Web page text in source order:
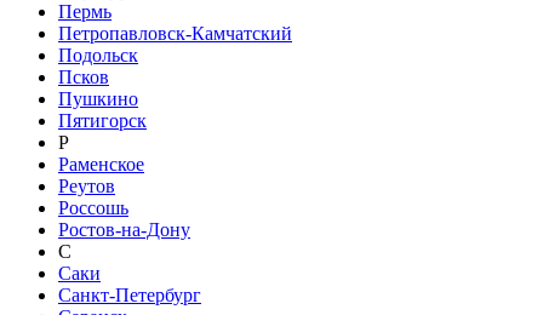
Пермь
Петропавловск-Камчатский
Подольск
Псков
Пушкино
Пятигорск
Р
Раменское
Реутов
Россошь
Ростов-на-Дону
С
Саки
Санкт-Петербург